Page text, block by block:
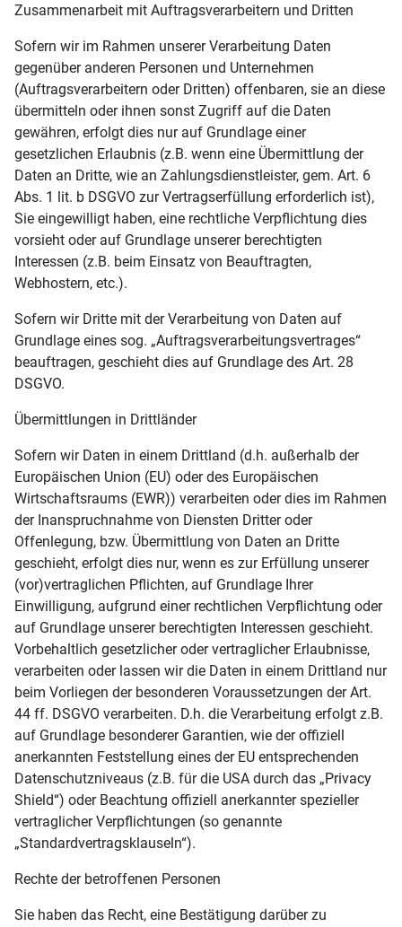
Zusammenarbeit mit Auftragsverarbeitern und Dritten
Sofern wir im Rahmen unserer Verarbeitung Daten
gegenüber anderen Personen und Unternehmen
(Auftragsverarbeitern oder Dritten) offenbaren, sie an diese
übermitteln oder ihnen sonst Zugriff auf die Daten
gewähren, erfolgt dies nur auf Grundlage einer
gesetzlichen Erlaubnis (z.B. wenn eine Übermittlung der
Daten an Dritte, wie an Zahlungsdienstleister, gem. Art. 6
Abs. 1 lit. b DSGVO zur Vertragserfüllung erforderlich ist),
Sie eingewilligt haben, eine rechtliche Verpflichtung dies
vorsieht oder auf Grundlage unserer berechtigten
Interessen (z.B. beim Einsatz von Beauftragten,
Webhostern, etc.).
Sofern wir Dritte mit der Verarbeitung von Daten auf
Grundlage eines sog. „Auftragsverarbeitungsvertrages“
beauftragen, geschieht dies auf Grundlage des Art. 28
DSGVO.
Übermittlungen in Drittländer
Sofern wir Daten in einem Drittland (d.h. außerhalb der
Europäischen Union (EU) oder des Europäischen
Wirtschaftsraums (EWR)) verarbeiten oder dies im Rahmen
der Inanspruchnahme von Diensten Dritter oder
Offenlegung, bzw. Übermittlung von Daten an Dritte
geschieht, erfolgt dies nur, wenn es zur Erfüllung unserer
(vor)vertraglichen Pflichten, auf Grundlage Ihrer
Einwilligung, aufgrund einer rechtlichen Verpflichtung oder
auf Grundlage unserer berechtigten Interessen geschieht.
Vorbehaltlich gesetzlicher oder vertraglicher Erlaubnisse,
verarbeiten oder lassen wir die Daten in einem Drittland nur
beim Vorliegen der besonderen Voraussetzungen der Art.
44 ff. DSGVO verarbeiten. D.h. die Verarbeitung erfolgt z.B.
auf Grundlage besonderer Garantien, wie der offiziell
anerkannten Feststellung eines der EU entsprechenden
Datenschutzniveaus (z.B. für die USA durch das „Privacy
Shield“) oder Beachtung offiziell anerkannter spezieller
vertraglicher Verpflichtungen (so genannte
„Standardvertragsklauseln“).
Rechte der betroffenen Personen
Sie haben das Recht, eine Bestätigung darüber zu